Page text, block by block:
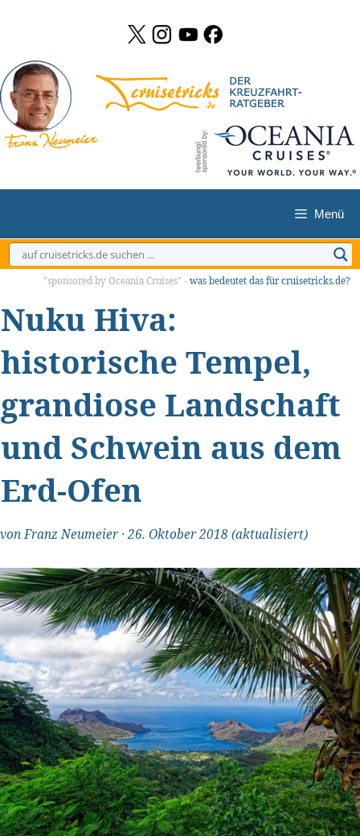
springen
Menü
"sponsored by Oceania Cruises" - was bedeutet das für cruisetricks.de?
Nuku Hiva:
historische Tempel,
grandiose Landschaft
und Schwein aus dem
Erd-Ofen
vonFranz Neumeier·26. Oktober 2018(aktualisiert)